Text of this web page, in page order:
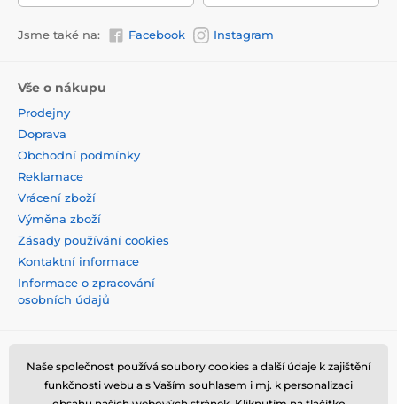
Jsme také na: Facebook Instagram
Vše o nákupu
Prodejny
Doprava
Obchodní podmínky
Reklamace
Vrácení zboží
Výměna zboží
Zásady používání cookies
Kontaktní informace
Informace o zpracování
osobních údajů
Naše společnost používá soubory cookies a další údaje k zajištění
funkčnosti webu a s Vaším souhlasem i mj. k personalizaci